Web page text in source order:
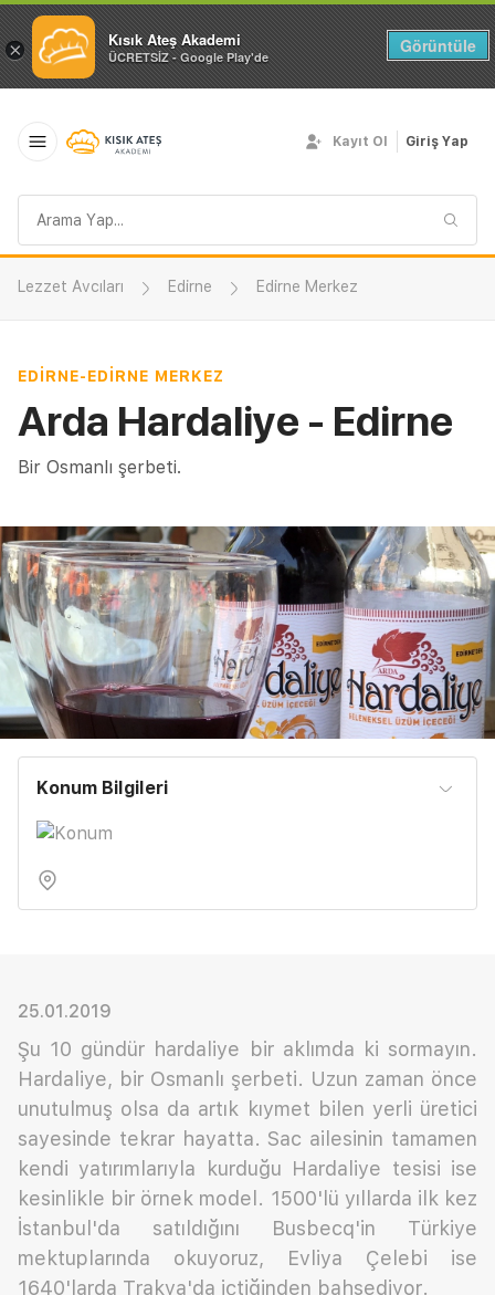
× Kısık Ateş Akademi
ÜCRETSİZ - Google Play'de
Görüntüle
sorgusu
Kayıt Ol Giriş Yap
Lezzet Avcıları Edirne Edirne Merkez
EDIRNE-EDIRNE MERKEZ
Arda Hardaliye - Edirne
Bir Osmanlı şerbeti.
Konum Bilgileri
25.01.2019
Şu 10 gündür hardaliye bir aklımda ki sormayın.
Hardaliye, bir Osmanlı şerbeti. Uzun zaman önce
unutulmuş olsa da artık kıymet bilen yerli üretici
sayesinde tekrar hayatta. Sac ailesinin tamamen
kendi yatırımlarıyla kurduğu Hardaliye tesisi ise
kesinlikle bir örnek model. 1500'lü yıllarda ilk kez
İstanbul'da satıldığını Busbecq'in Türkiye
mektuplarında okuyoruz, Evliya Çelebi ise
1640'larda Trakya'da içtiğinden bahsediyor.